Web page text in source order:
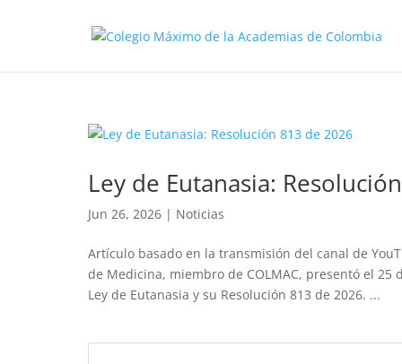
Ley de Eutanasia:
Jun 26, 2026 | Noticias
Artículo basado en la transmisión del canal de
de Medicina, miembro de COLMAC, presentó el
Ley de Eutanasia y su Resolución 813 de 2026. ...